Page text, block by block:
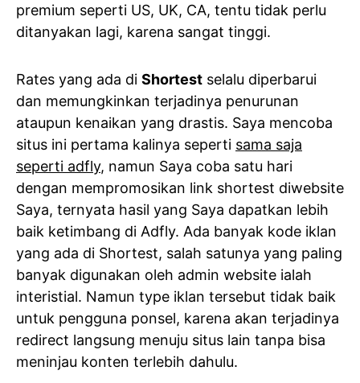
premium seperti US, UK, CA, tentu tidak perlu
ditanyakan lagi, karena sangat tinggi.
Rates yang ada di Shortest selalu diperbarui
dan memungkinkan terjadinya penurunan
ataupun kenaikan yang drastis. Saya mencoba
situs ini pertama kalinya seperti sama saja
seperti adfly, namun Saya coba satu hari
dengan mempromosikan link shortest diwebsite
Saya, ternyata hasil yang Saya dapatkan lebih
baik ketimbang di Adfly. Ada banyak kode iklan
yang ada di Shortest, salah satunya yang paling
banyak digunakan oleh admin website ialah
interistial. Namun type iklan tersebut tidak baik
untuk pengguna ponsel, karena akan terjadinya
redirect langsung menuju situs lain tanpa bisa
meninjau konten terlebih dahulu.